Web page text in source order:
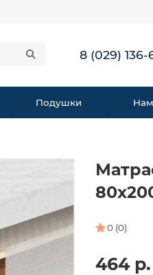
8 (029)
Подушки
0 (0)
464 р.